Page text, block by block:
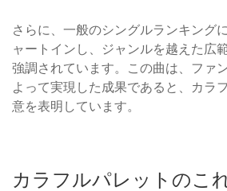
さらに、一般のシングルランキング
ャートインし、ジャンルを越えた広
強調されています。この曲は、ファ
よって実現した成果であると、カラ
意を表明しています。
カラフルパレットのこ